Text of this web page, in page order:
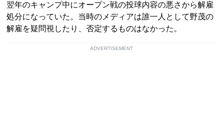
翌年のキャンプ中にオープン戦の投球内容の悪さから解雇
処分になっていた。当時のメディアは誰一人として野茂の
解雇を疑問視したり、否定するものはなかった。
ADVERTISEMENT